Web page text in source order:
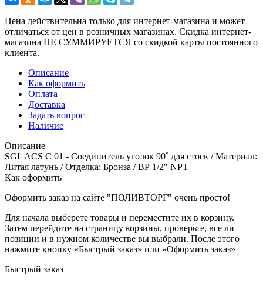
Цена действительна только для интернет-магазина и может
отличаться от цен в розничных магазинах. Скидка интернет-
магазина НЕ СУММИРУЕТСЯ со скидкой карты постоянного
клиента.
Описание
Как оформить
Оплата
Доставка
Задать вопрос
Наличие
Описание
SGL ACS C 01 - Соединитель уголок 90˚ для стоек / Материал:
Литая латунь / Отделка: Бронза / ВР 1/2" NPT
Как оформить
Оформить заказ на сайте "ПОЛИВТОРГ" очень просто!
Для начала выберете товары и переместите их в корзину.
Затем перейдите на страницу корзины, проверьте, все ли
позиции и в нужном количестве вы выбрали. После этого
нажмите кнопку «Быстрый заказ» или «Оформить заказ»
Быстрый заказ